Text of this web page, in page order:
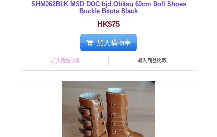
SHM062BLK MSD DOC bjd Obitsu 60cm Doll Shoes
Buckle Boots Black
HK$75
加入購物車
加入商品收藏 加入商品比較